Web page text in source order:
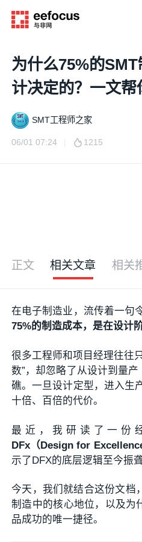
为什么75%的
计决定的？一文帮
SMT工程师之家
06/01 07:24 1215
正文 相关文章 相关
在电子制造业，流传着一句
75%的制造成本，是在设计
很多工程师和项目经理往往
数”，却忽略了从设计到量
礁。一旦设计定型，进入生
十倍、百倍的代价。
最近，我研读了一份
DFx（Design for
示了DFX的底层逻辑至今振聋
今天，我们就结合这份文档
制造中的核心地位，以及为
品成功的唯一捷径。